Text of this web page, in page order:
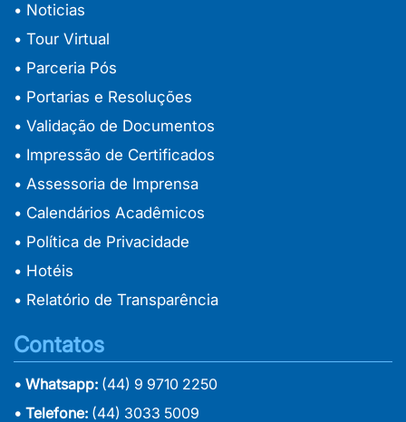
• Noticias
• Tour Virtual
• Parceria Pós
• Portarias e Resoluções
• Validação de Documentos
• Impressão de Certificados
• Assessoria de Imprensa
• Calendários Acadêmicos
• Política de Privacidade
• Hotéis
• Relatório de Transparência
Contatos
• Whatsapp: (44) 9 9710 2250
• Telefone: (44) 3033 5009